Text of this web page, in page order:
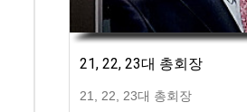
21, 22, 23대 총회장
21, 22, 23대 총회장